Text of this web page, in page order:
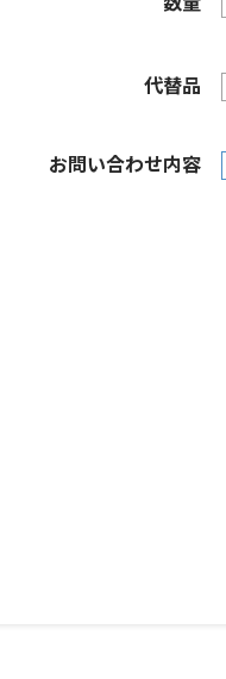
代替品
お問い合わせ内容